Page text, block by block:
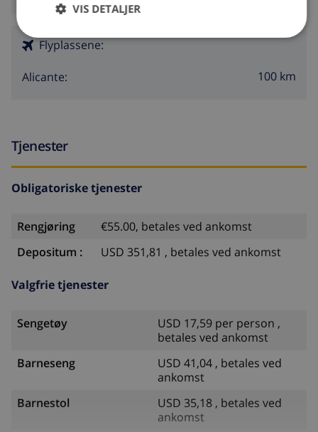
Flyplassene:
Alicante: 100 km
Tjenester
Obligatoriske tjenester
Rengjøring
€55.00, betales ved ankomst
Depositum :
USD 351,81 , betales ved ankomst
Valgfrie tjenester
Sengetøy
USD 17,59 per person ,
betales ved ankomst
Barneseng
USD 41,04 , betales ved
ankomst
Barnestol
USD 35,18 , betales ved
ankomst
VIS DETALJER